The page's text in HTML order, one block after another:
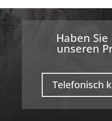
Haben Sie
unseren
Telefonisch